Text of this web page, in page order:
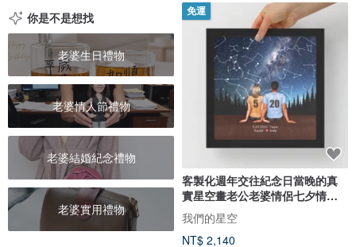
你是不是想找
老婆生日禮物
老婆情人節禮物
老婆結婚紀念禮物
老婆實用禮物
免運
客製化週年交往紀念日當晚的真
實星空畫老公老婆情侶七夕情人
節禮
我們的星空
NT$ 2,140